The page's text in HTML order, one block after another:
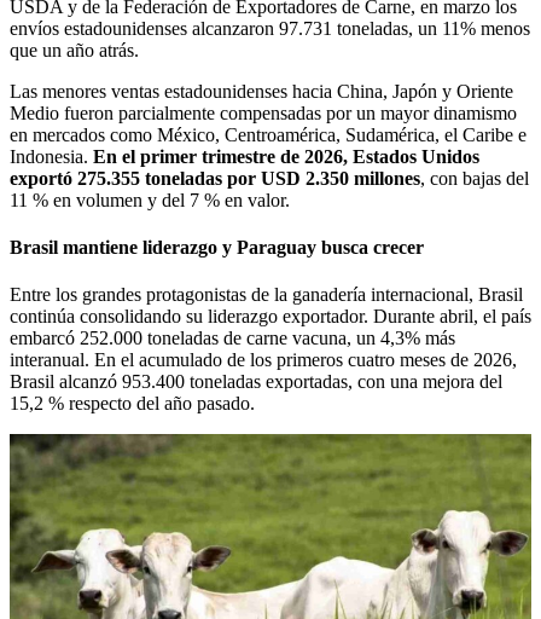
USDA y de la Federación de Exportadores de Carne, en marzo los
envíos estadounidenses alcanzaron 97.731 toneladas, un 11% menos
que un año atrás.
Las menores ventas estadounidenses hacia China, Japón y Oriente
Medio fueron parcialmente compensadas por un mayor dinamismo
en mercados como México, Centroamérica, Sudamérica, el Caribe e
Indonesia. En el primer trimestre de 2026, Estados Unidos
exportó 275.355 toneladas por USD 2.350 millones, con bajas del
11 % en volumen y del 7 % en valor.
Brasil mantiene liderazgo y Paraguay busca crecer
Entre los grandes protagonistas de la ganadería internacional, Brasil
continúa consolidando su liderazgo exportador. Durante abril, el país
embarcó 252.000 toneladas de carne vacuna, un 4,3% más
interanual. En el acumulado de los primeros cuatro meses de 2026,
Brasil alcanzó 953.400 toneladas exportadas, con una mejora del
15,2 % respecto del año pasado.